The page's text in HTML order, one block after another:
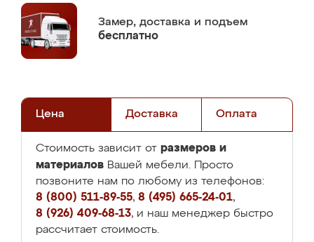
Замер, доставка и подъем
бесплатно
Цена Доставка Оплата
Стоимость зависит от размеров и
материалов Вашей мебели. Просто
позвоните нам по любому из телефонов:
8 (800) 511-89-55, 8 (495) 665-24-01,
8 (926) 409-68-13, и наш менеджер быстро
рассчитает стоимость.